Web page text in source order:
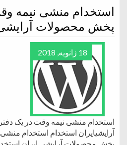
استخدام منشی نیمه
پخش محصولات
18 ژانویه, 2018
استخدام منشی نیمه وقت در یک
آرایشیایران استخدام استخدام